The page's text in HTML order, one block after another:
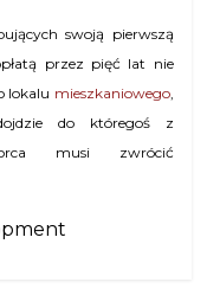
swoją pierwszą
przez pięć lat nie
lokalu mieszkaniowego,
do któregoś z
musi zwrócić